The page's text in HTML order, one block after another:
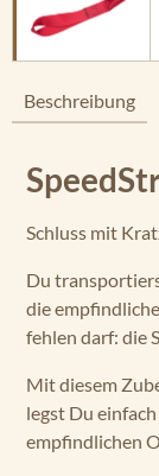
Beschreibung
Schluss mit
Du
die
fehlen darf: die
Mit diesem
legst Du
empfindlichen